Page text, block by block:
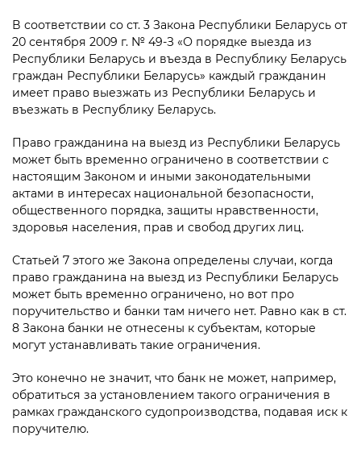
В соответствии со ст. 3 Закона Республики Беларусь от
20 сентября 2009 г. № 49-З «О порядке выезда из
Республики Беларусь и въезда в Республику Беларусь
граждан Республики Беларусь» каждый гражданин
имеет право выезжать из Республики Беларусь и
въезжать в Республику Беларусь.
Право гражданина на выезд из Республики Беларусь
может быть временно ограничено в соответствии с
настоящим Законом и иными законодательными
актами в интересах национальной безопасности,
общественного порядка, защиты нравственности,
здоровья населения, прав и свобод других лиц.
Статьей 7 этого же Закона определены случаи, когда
право гражданина на выезд из Республики Беларусь
может быть временно ограничено, но вот про
поручительство и банки там ничего нет. Равно как в ст.
8 Закона банки не отнесены к субъектам, которые
могут устанавливать такие ограничения.
Это конечно не значит, что банк не может, например,
обратиться за установлением такого ограничения в
рамках гражданского судопроизводства, подавая иск к
поручителю.